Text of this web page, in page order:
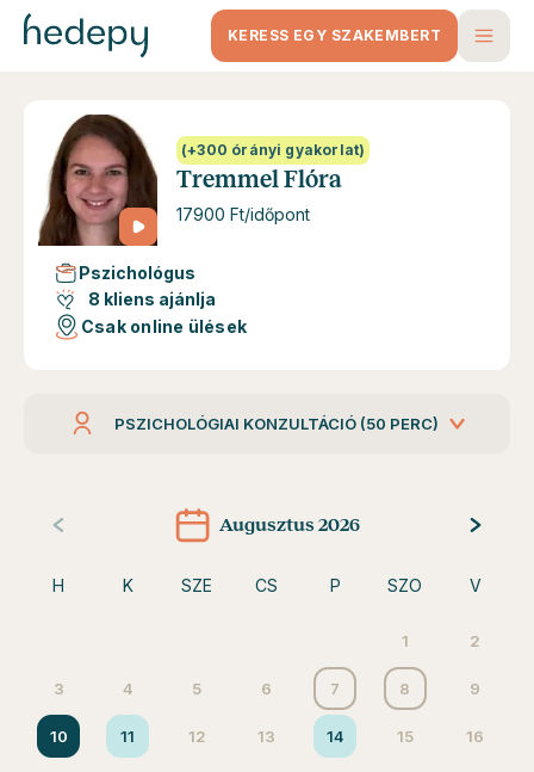
KERESS EGY SZAKEMBERT
(+300 órányi gyakorlat)
Tremmel Flóra
17900 Ft/időpont
Pszichológus
8 kliens ajánlja
Csak online ülések
PSZICHOLÓGIAI KONZULTÁCIÓ (50 PERC)
Augusztus 2026
H K SZE CS P SZO V
1 2
3 4 5 6 7 8 9
10 11 12 13 14 15 16